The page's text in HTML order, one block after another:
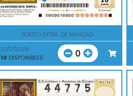
SORTEO EXTRA. DE NAVIDAD
22/12/2026
10 DISPONIBLES 0